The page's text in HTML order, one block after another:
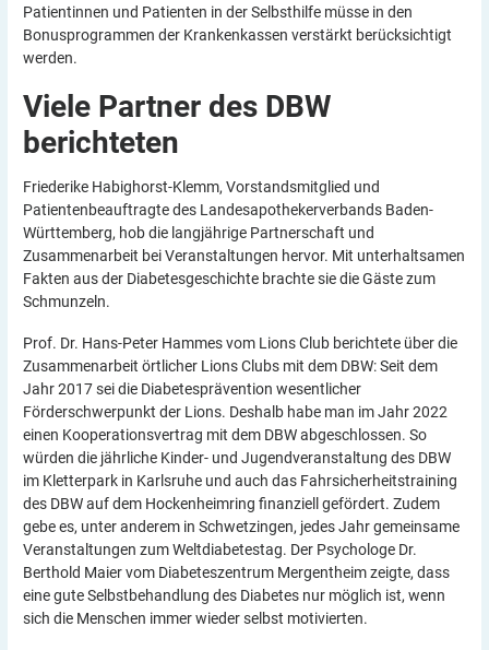
Patientinnen und Patienten in der Selbsthilfe müsse in den
Bonusprogrammen der Krankenkassen verstärkt berücksichtigt
werden.
Viele Partner des DBW
berichteten
Friederike Habighorst-Klemm, Vorstandsmitglied und
Patientenbeauftragte des Landesapothekerverbands Baden-
Württemberg, hob die langjährige Partnerschaft und
Zusammenarbeit bei Veranstaltungen hervor. Mit unterhaltsamen
Fakten aus der Diabetesgeschichte brachte sie die Gäste zum
Schmunzeln.
Prof. Dr. Hans-Peter Hammes vom Lions Club berichtete über die
Zusammenarbeit örtlicher Lions Clubs mit dem DBW: Seit dem
Jahr 2017 sei die Diabetesprävention wesentlicher
Förderschwerpunkt der Lions. Deshalb habe man im Jahr 2022
einen Kooperationsvertrag mit dem DBW abgeschlossen. So
würden die jährliche Kinder- und Jugendveranstaltung des DBW
im Kletterpark in Karlsruhe und auch das Fahrsicherheitstraining
des DBW auf dem Hockenheimring finanziell gefördert. Zudem
gebe es, unter anderem in Schwetzingen, jedes Jahr gemeinsame
Veranstaltungen zum Weltdiabetestag. Der Psychologe Dr.
Berthold Maier vom Diabeteszentrum Mergentheim zeigte, dass
eine gute Selbstbehandlung des Diabetes nur möglich ist, wenn
sich die Menschen immer wieder selbst motivierten.